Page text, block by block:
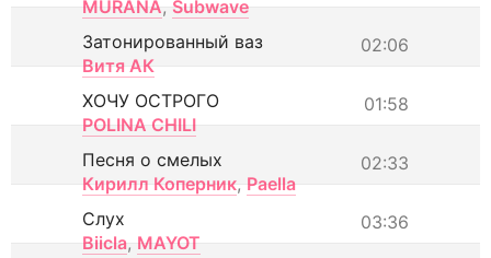
MURANA, Subwave
02:06
Затонированный ваз
Витя АК
01:58
ХОЧУ ОСТРОГО
POLINA CHILI
02:33
Песня о смелых
Кирилл Коперник, Paella
03:36
Слух
Biicla, MAYOT